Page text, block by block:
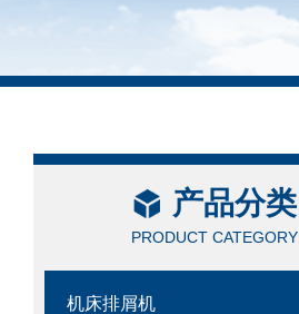
产品分类
PRODUCT CATEGORY
机床排屑机